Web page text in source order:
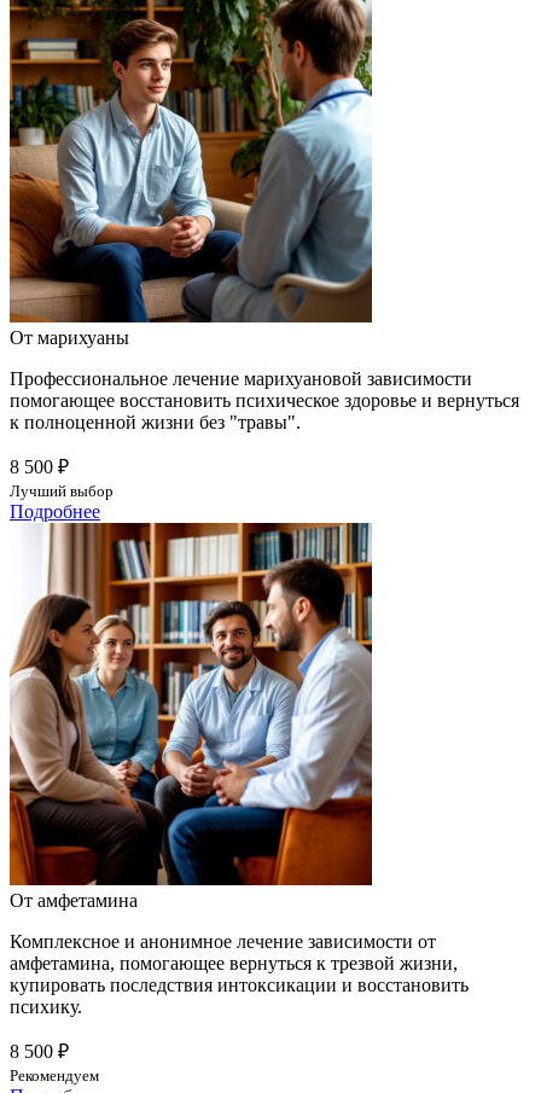
От марихуаны
Профессиональное лечение марихуановой зависимости
помогающее восстановить психическое здоровье и вернуться
к полноценной жизни без "травы".
8 500 ₽
Лучший выбор
Подробнее
От амфетамина
Комплексное и анонимное лечение зависимости от
амфетамина, помогающее вернуться к трезвой жизни,
купировать последствия интоксикации и восстановить
психику.
8 500 ₽
Рекомендуем